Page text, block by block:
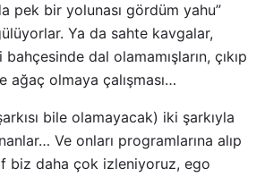
pek bir yolunası gördüm yahu”
Ya da sahte kavgalar,
dal olamamışların, çıkıp
ağaç olmaya çalışması…
bile olamayacak) iki şarkıyla
Ve onları programlarına alıp
biz daha çok izleniyoruz, ego